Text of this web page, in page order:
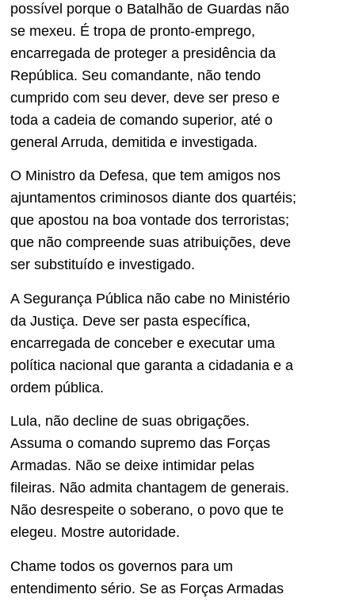
possível porque o Batalhão de Guardas não
se mexeu. É tropa de pronto-emprego,
encarregada de proteger a presidência da
República. Seu comandante, não tendo
cumprido com seu dever, deve ser preso e
toda a cadeia de comando superior, até o
general Arruda, demitida e investigada.
O Ministro da Defesa, que tem amigos nos
ajuntamentos criminosos diante dos quartéis;
que apostou na boa vontade dos terroristas;
que não compreende suas atribuições, deve
ser substituído e investigado.
A Segurança Pública não cabe no Ministério
da Justiça. Deve ser pasta específica,
encarregada de conceber e executar uma
política nacional que garanta a cidadania e a
ordem pública.
Lula, não decline de suas obrigações.
Assuma o comando supremo das Forças
Armadas. Não se deixe intimidar pelas
fileiras. Não admita chantagem de generais.
Não desrespeite o soberano, o povo que te
elegeu. Mostre autoridade.
Chame todos os governos para um
entendimento sério. Se as Forças Armadas